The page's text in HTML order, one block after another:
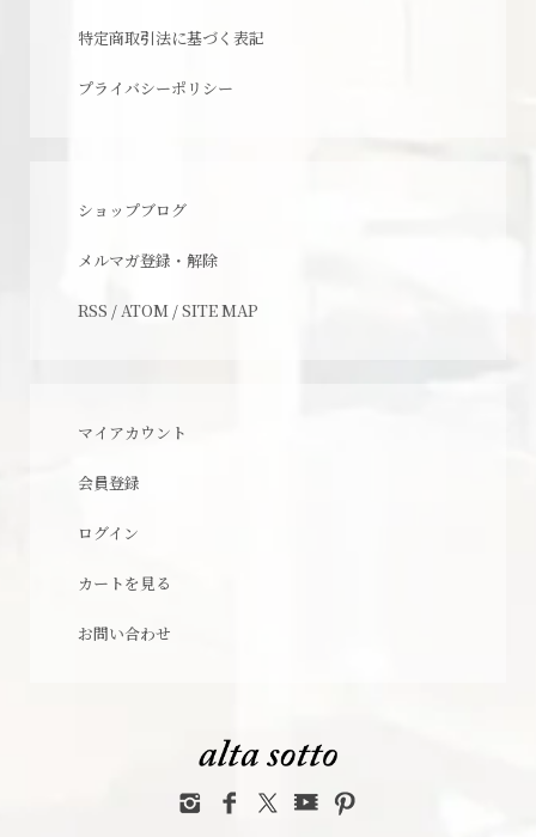
特定商取引法に基づく表記
プライバシーポリシー
ショップブログ
メルマガ登録・解除
RSS / ATOM /SITE MAP
マイアカウント
会員登録
ログイン
カートを見る
お問い合わせ